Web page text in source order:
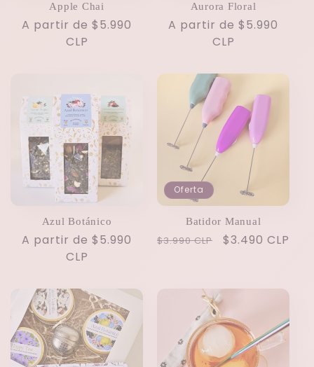
n
Apple Chai
Precio
A partir de $5.990
CLP
Aurora Floral
Precio
A partir de $5.990
CLP
Azul Botánico
Precio
A partir de $5.990
CLP
Oferta
Batidor Manual
Precio
$3.990 CLP
Precio
$3.490 CLP